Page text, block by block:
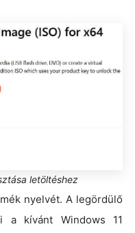
letöltéshez
nyelvét. A legördülő
a kívánt Windows 11